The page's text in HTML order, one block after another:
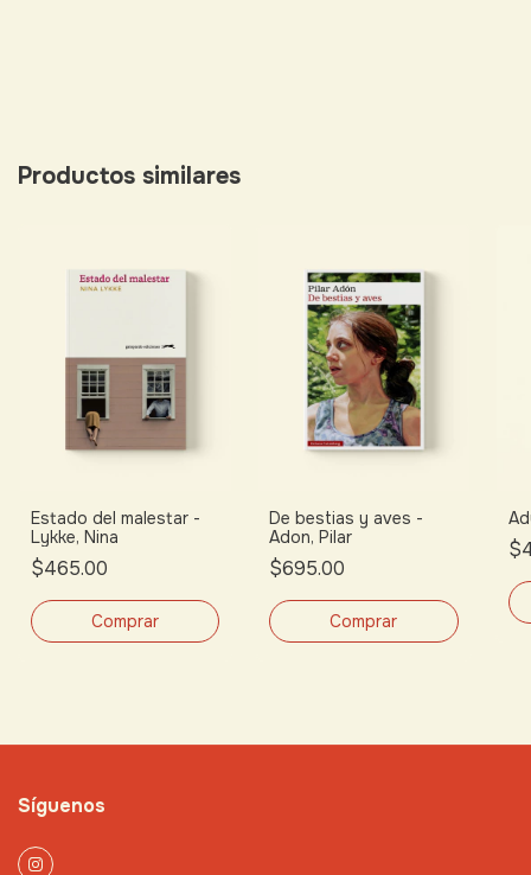
Productos similares
Estado del malestar -
Lykke, Nina
$465.00
De bestias y aves -
Adon, Pilar
$695.00
Síguenos